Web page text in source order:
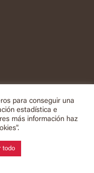
para conseguir una
estadística e
más información haz
todo